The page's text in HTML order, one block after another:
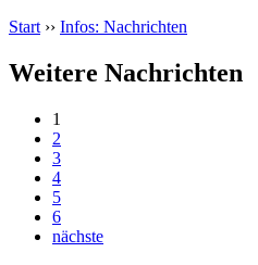
Start ›› Infos: Nachrichten
Weitere Nachrichten
1
2
3
4
5
6
nächste